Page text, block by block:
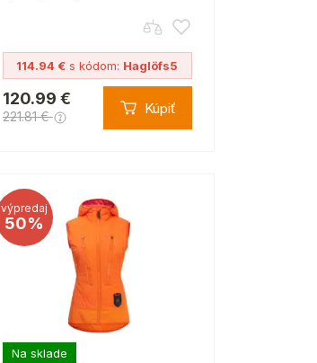
114.94 € s kódom: Haglöfs5
120.99 €
221.81 € Kúpiť
výpredaj
50%
Na sklade